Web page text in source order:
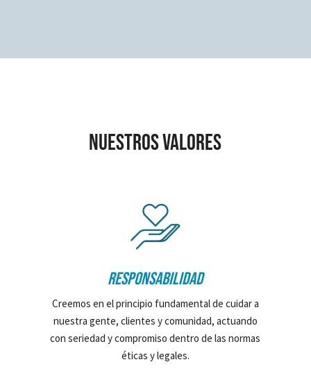
NUESTROS VALORES
RESPONSABILIDAD
Creemos en el principio fundamental de cuidar a
nuestra gente, clientes y comunidad, actuando
con seriedad y compromiso dentro de las normas
éticas y legales.